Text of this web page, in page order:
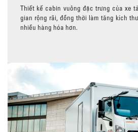
Thiết kế cabin vuông đặc trưng của xe
gian rộng rãi, đồng thời làm tăng kích
nhiều hàng hóa hơn.